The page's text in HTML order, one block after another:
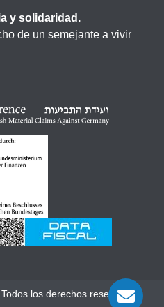
y solidaridad.
de un semejante a vivir
los derechos reservados.